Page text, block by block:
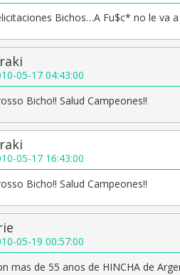
Bichos…A Fu$c* no le va
05-17 04:43:00
Bicho!! Salud Campeones!!
05-17 16:43:00
Bicho!! Salud Campeones!!
05-19 00:57:00
mas de 55 anos de HINCHA de